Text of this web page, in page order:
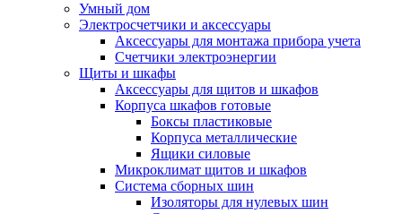
Умный дом
Электросчетчики и аксессуары
Аксессуары для монтажа прибора учета
Счетчики электроэнергии
Щиты и шкафы
Аксессуары для щитов и шкафов
Корпуса шкафов готовые
Боксы пластиковые
Корпуса металлические
Ящики силовые
Микроклимат щитов и шкафов
Система сборных шин
Изоляторы для нулевых шин